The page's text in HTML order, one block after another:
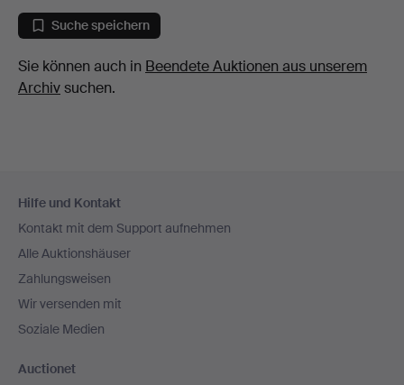
Suche speichern
Sie können auch in Beendete Auktionen aus unserem
Archivsuchen.
Navigation
Hilfe und Kontakt
Kontakt mit dem Support aufnehmen
Alle Auktionshäuser
Zahlungsweisen
Wir versenden mit
Soziale Medien
Auctionet